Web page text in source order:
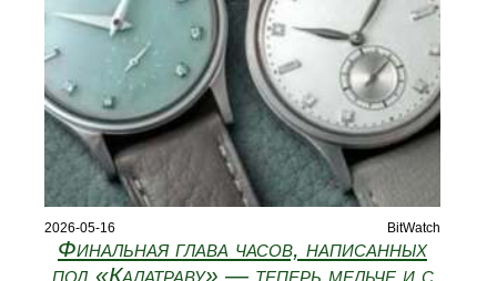
2026-05-16 BitWatch
Финальная глава часов, написанных
под «Калатраву» — теперь мельче и с